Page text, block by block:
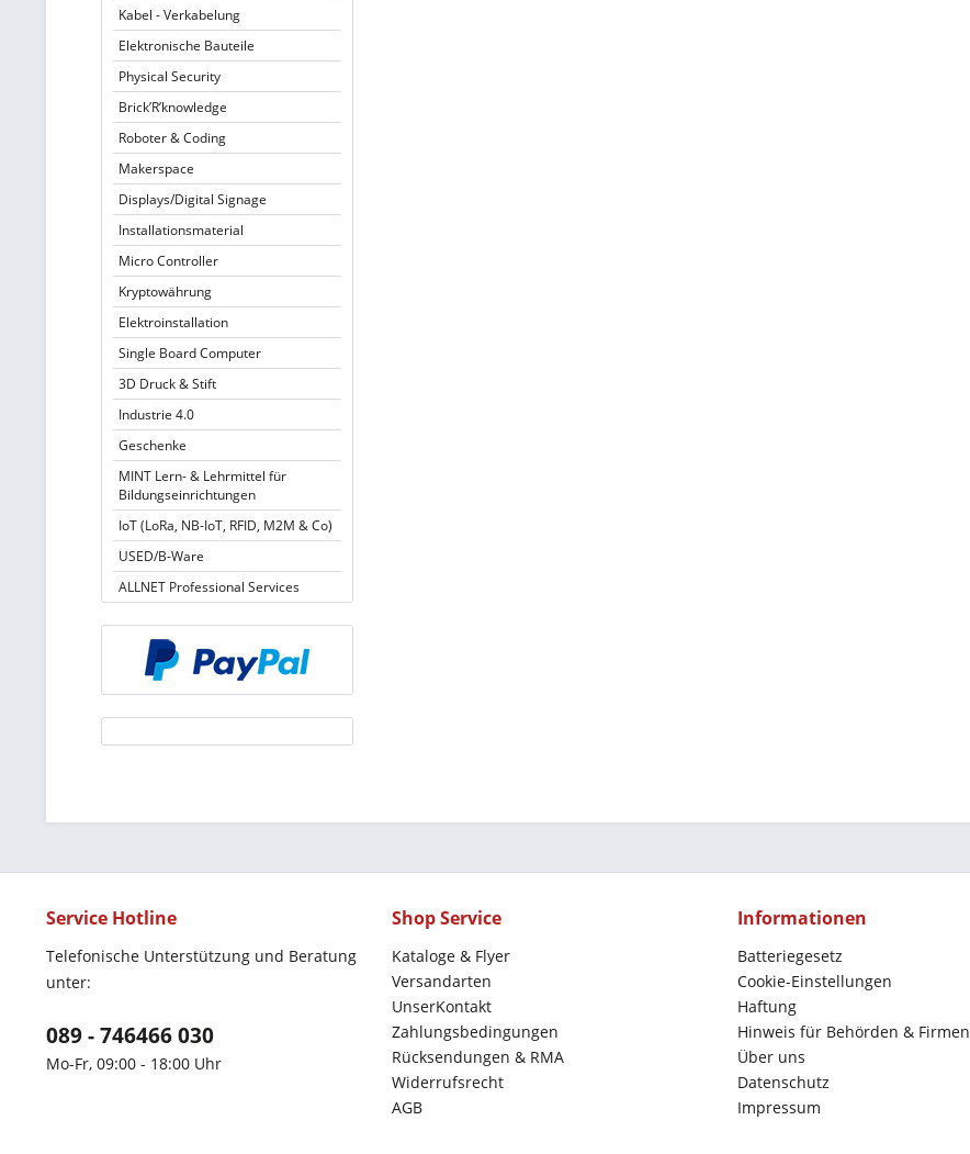
Kabel - Verkabelung
Elektronische Bauteile
Physical Security
Brick’R’knowledge
Roboter & Coding
Makerspace
Displays/Digital Signage
Installationsmaterial
Micro Controller
Kryptowährung
Elektroinstallation
Single Board Computer
3D Druck & Stift
Industrie 4.0
Geschenke
MINT Lern- & Lehrmittel für
Bildungseinrichtungen
IoT (LoRa, NB-IoT, RFID, M2M & Co)
USED/B-Ware
ALLNET Professional Services
Service Hotline
Telefonische Unterstützung und Beratung
unter:
089 - 746466 030
Mo-Fr, 09:00 - 18:00 Uhr
Shop Service
Kataloge & Flyer
Versandarten
UnserKontakt
Zahlungsbedingungen
Rücksendungen & RMA
Widerrufsrecht
AGB
Informationen
Batteriegesetz
Cookie-Einstellungen
Haftung
Hinweis für Behörden & Firmen
Über uns
Datenschutz
Impressum